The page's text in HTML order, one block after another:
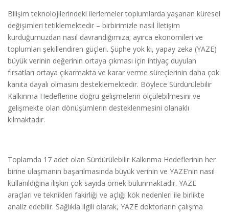
Bilişim teknolojilerindeki ilerlemeler toplumlarda yaşanan küresel
değişimleri tetiklemektedir – birbirimizle nasıl İletişim
kurduğumuzdan nasıl davrandığımıza; ayırca ekonomileri ve
toplumları şekillendiren güçleri. Şüphe yok ki, yapay zeka (YAZE)
büyük verinin değerinin ortaya çıkması için ihtiyaç duyulan
fırsatları ortaya çıkarmakta ve karar verme süreçlerinin daha çok
kanıta dayalı olmasını desteklemektedir. Böylece Sürdürülebilir
Kalkınma Hedeflerine doğru gelişmelerin ölçülebilmesini ve
gelişmekte olan dönüşümlerin desteklenmesini olanaklı
kılmaktadır.
Toplamda 17 adet olan Sürdürülebilir Kalkınma Hedeflerinin her
birine ulaşmanın başarılmasında büyük verinin ve YAZE’nin nasıl
kullanıldığına ilişkin çok sayıda örnek bulunmaktadır. YAZE
araçları ve teknikleri fakirliği ve açlığı kök nedenleri ile birlikte
analiz edebilir. Sağlıkla ilgili olarak, YAZE doktorların çalışma